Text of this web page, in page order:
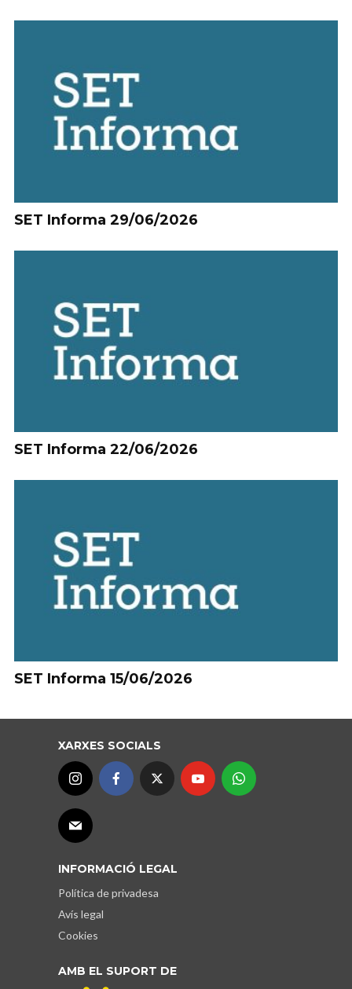
SET Informa 29/06/2026
SET Informa 22/06/2026
SET Informa 15/06/2026
XARXES SOCIALS
INFORMACIÓ LEGAL
Política de privadesa
Avís legal
Cookies
AMB EL SUPORT DE